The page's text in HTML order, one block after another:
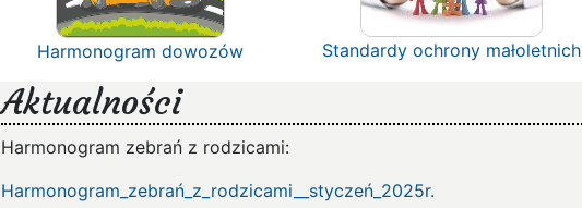
Harmonogram dowozów Standardy ochrony małoletnich
Aktualności
Harmonogram zebrań z rodzicami:
Harmonogram_zebrań_z_rodzicami__styczeń_2025r.